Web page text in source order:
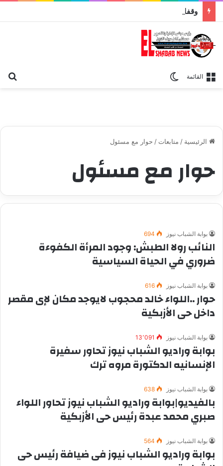
القائمة
الرئيسية / متابعات / حوار مع مسئول
حوار مع مسئول
بوابة الشباب نيوز 694
النائب رولا الطبش: وجود المرأة الكفوءة
ضروري في الحياة السياسية
بوابة الشباب نيوز 616
حوار ..اللواء خالد محجوب لايوجد مكان لإى مقصر
داخل حى الأزبكية
بوابة الشباب نيوز 13٬091
بوابة وراديو الشباب نيوز تحاور سفيرة
الإنسانيه الدكتورة مروه ترك
بوابة الشباب نيوز 638
بالفيديو|بوابة وراديو الشباب نيوز تحاور اللواء
صبري محمد عبدة رئيس حى الأزبكية
بوابة الشباب نيوز 564
بوابة وراديو الشباب نيوز فى ضيافة رئيس حى